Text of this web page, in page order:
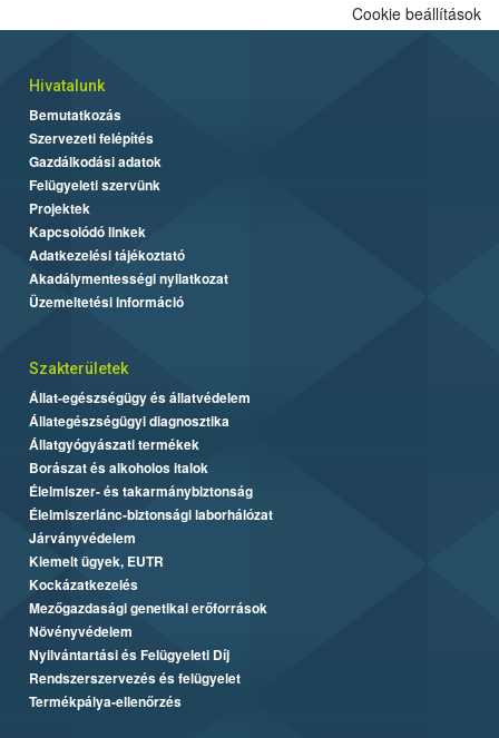
Cookie beállítások
Hivatalunk
Bemutatkozás
Szervezeti felépítés
Gazdálkodási adatok
Felügyeleti szervünk
Projektek
Kapcsolódó linkek
Adatkezelési tájékoztató
Akadálymentességi nyilatkozat
Üzemeltetési információ
Szakterületek
Állat-egészségügy és állatvédelem
Állategészségügyi diagnosztika
Állatgyógyászati termékek
Borászat és alkoholos italok
Élelmiszer- és takarmánybiztonság
Élelmiszerlánc-biztonsági laborhálózat
Járványvédelem
Kiemelt ügyek, EUTR
Kockázatkezelés
Mezőgazdasági genetikai erőforrások
Növényvédelem
Nyilvántartási és Felügyeleti Díj
Rendszerszervezés és felügyelet
Termékpálya-ellenőrzés